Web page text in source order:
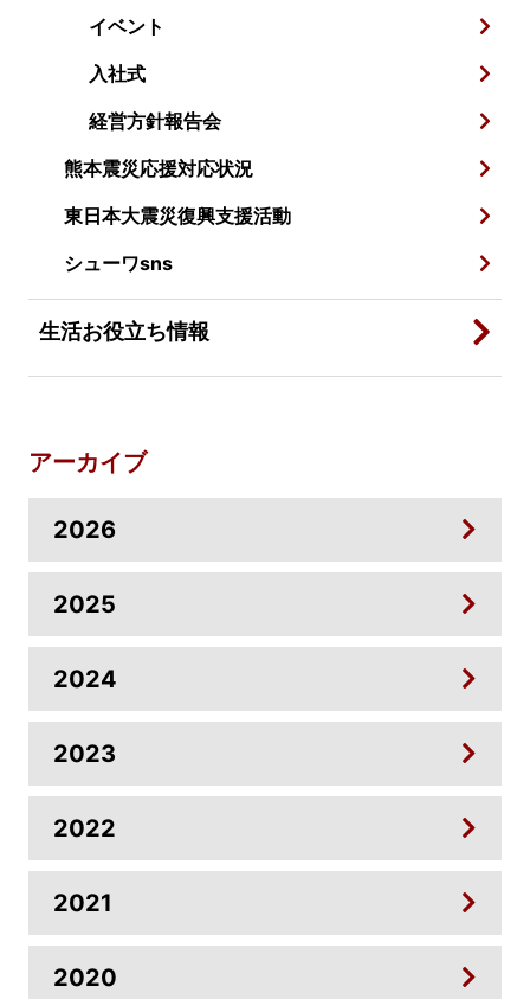
イベント
入社式
経営方針報告会
熊本震災応援対応状況
東日本大震災復興支援活動
シューワsns
生活お役立ち情報
アーカイブ
2026
2025
2024
2023
2022
2021
2020